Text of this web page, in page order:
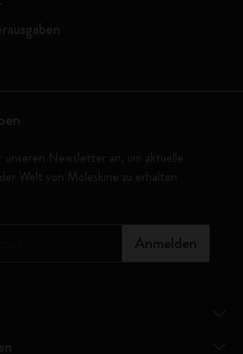
unseren Newsletter an, um aktuelle
Welt von Moleskine zu erhalten
Anmelden